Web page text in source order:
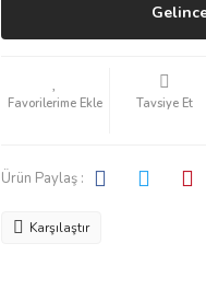
Tavsiye Et
Ürün Paylaş :
Karşılaştır